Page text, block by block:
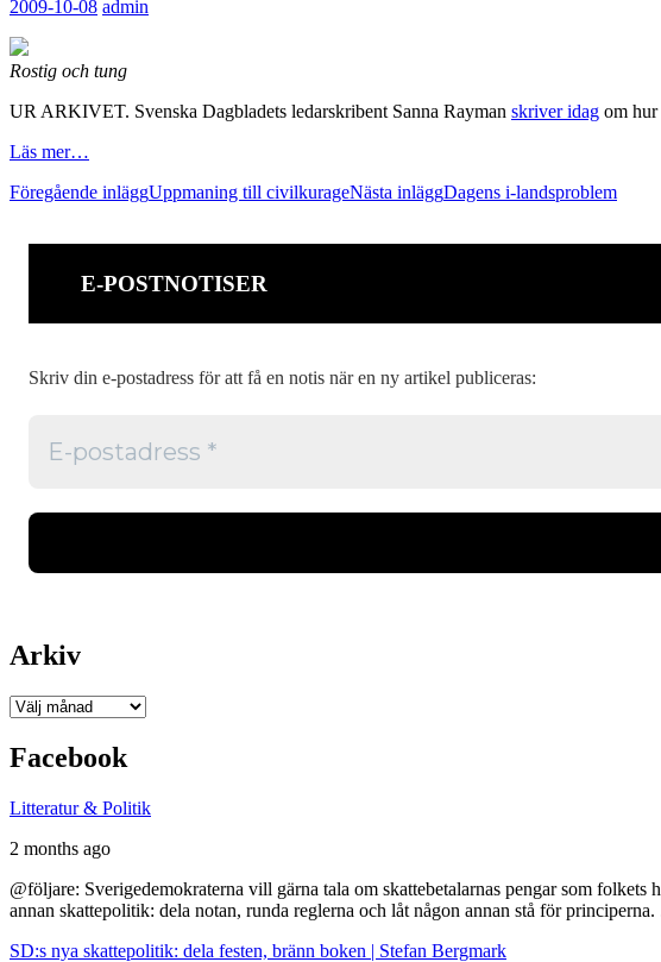
2009-10-08 admin
Rostig och tung
UR ARKIVET. Svenska Dagbladets ledarskribent Sanna Rayman skriver idag om hur
Läs mer…
Inläggsnavigering
Föregående inläggUppmaning till civilkurageNästa inläggDagens i-landsproblem
E-POSTNOTISER
Skriv din e-postadress för att få en notis när en ny artikel publiceras:
Arkiv
Arkiv
Facebook
Litteratur & Politik
2 months ago
@följare: Sverigedemokraterna vill gärna tala om skattebetalarnas pengar som
annan skattepolitik: dela notan, runda reglerna och låt någon annan stå för principerna.
SD:s nya skattepolitik: dela festen, bränn boken | Stefan Bergmark